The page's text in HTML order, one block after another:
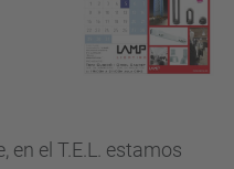
en el T.E.L. estamos